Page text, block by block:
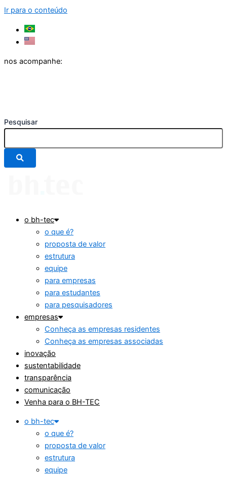
Ir para o conteúdo
nos acompanhe:
Pesquisar
o bh-tec
o que é?
proposta de valor
estrutura
equipe
para empresas
para estudantes
para pesquisadores
empresas
Conheça as empresas residentes
Conheça as empresas associadas
inovação
sustentabilidade
transparência
comunicação
Venha para o BH-TEC
o bh-tec
o que é?
proposta de valor
estrutura
equipe